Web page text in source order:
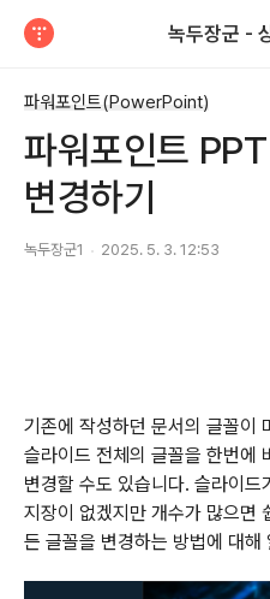
녹두장군 -
파워포인트(PowerPoint)
파워포인트
변경하기
녹두장군1 2025. 5. 3. 12:53
기존에 작성하던 문서의 글꼴이
슬라이드 전체의 글꼴을 한번에
변경할 수도 있습니다. 슬라이드
지장이 없겠지만 개수가 많으면
든 글꼴을 변경하는 방법에 대해